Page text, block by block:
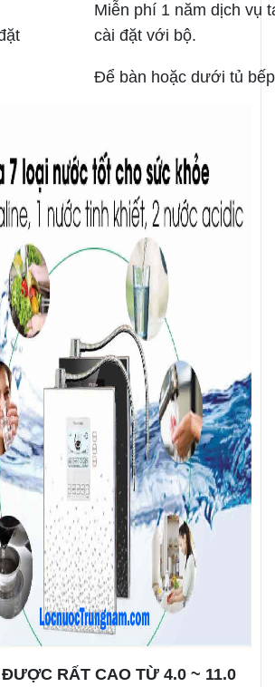
Miễn phí 1 năm dịch vụ
cài đặt với bộ.
Để bàn hoặc dưới tủ bếp
RẤT CAO TỪ 4.0 ~ 11.0